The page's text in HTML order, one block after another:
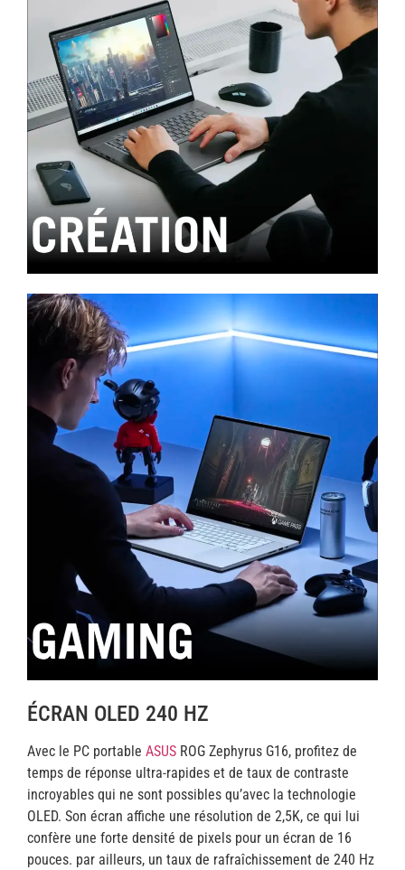
ÉCRAN OLED 240 HZ
Avec le PC portable ASUS ROG Zephyrus G16, profitez de
temps de réponse ultra-rapides et de taux de contraste
incroyables qui ne sont possibles qu’avec la technologie
OLED. Son écran affiche une résolution de 2,5K, ce qui lui
confère une forte densité de pixels pour un écran de 16
pouces. par ailleurs, un taux de rafraîchissement de 240 Hz